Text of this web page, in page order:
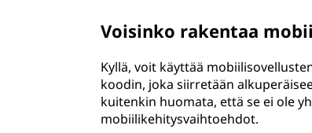
Voisinko rakentaa
Kyllä, voit käyttää
koodin, joka siirretään
kuitenkin huomata, että se ei ole
mobiilikehitysvaihtoehdot.